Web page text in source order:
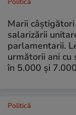
Marii
salarizării
parlamentarii.
următorii ani cu
în 5.000 și
Politică